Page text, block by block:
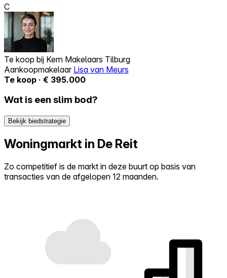
C
Te koop bij Kern Makelaars Tilburg
Aankoopmakelaar Lisa van Meurs
Te koop · € 395.000
Wat is een slim bod?
Bekijk biedstrategie
Woningmarkt in De Reit
Zo competitief is de markt in deze buurt op basis van
transacties van de afgelopen 12 maanden.